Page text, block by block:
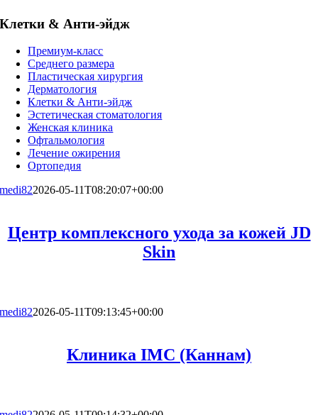
Клетки & Анти-эйдж
Премиум-класс
Среднего размера
Пластическая хирургия
Дерматология
Клетки & Анти-эйдж
Эстетическая стоматология
Женская клиника
Офтальмология
Лечение ожирения
Ортопедия
medi822026-05-11T08:20:07+00:00
Центр комплексного ухода за кожей JD
Skin
medi822026-05-11T09:13:45+00:00
Клиника IMC (Каннам)